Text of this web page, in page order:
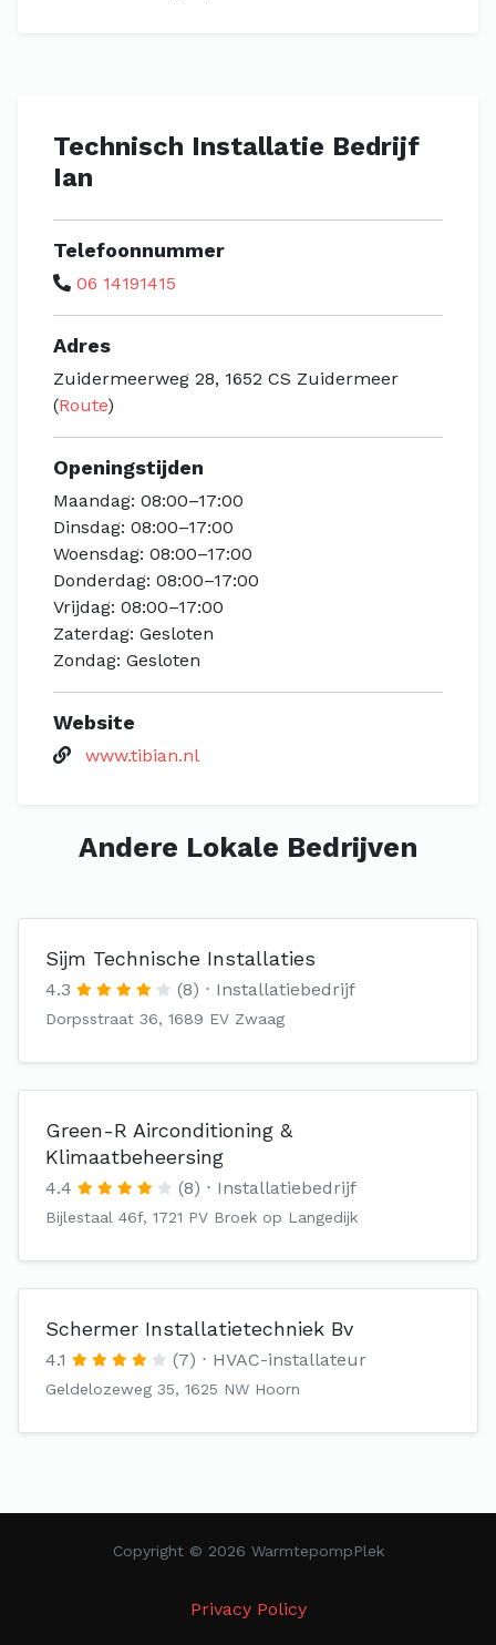
Technisch Installatie Bedrijf
Ian
Telefoonnummer
06 14191415
Adres
Zuidermeerweg 28, 1652 CS Zuidermeer
(Route)
Openingstijden
Maandag: 08:00–17:00
Dinsdag: 08:00–17:00
Woensdag: 08:00–17:00
Donderdag: 08:00–17:00
Vrijdag: 08:00–17:00
Zaterdag: Gesloten
Zondag: Gesloten
Website
www.tibian.nl
Andere Lokale Bedrijven
Sijm Technische Installaties
4.3 (8) Installatiebedrijf
Dorpsstraat 36, 1689 EV Zwaag
Green-R Airconditioning &
Klimaatbeheersing
4.4 (8) Installatiebedrijf
Bijlestaal 46f, 1721 PV Broek op Langedijk
Schermer Installatietechniek Bv
4.1 (7) HVAC-installateur
Geldelozeweg 35, 1625 NW Hoorn
Copyright © 2026 WarmtepompPlek
Privacy Policy